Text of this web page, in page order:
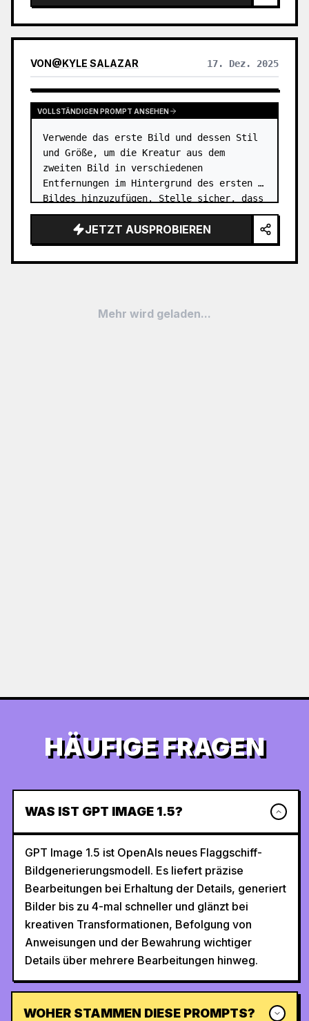
VON@KYLE SALAZAR 17. Dez. 2025
VOLLSTÄNDIGEN PROMPT ANSEHEN
Verwende das erste Bild und dessen Stil
und Größe, um die Kreatur aus dem
zweiten Bild in verschiedenen
Entfernungen im Hintergrund des ersten
Bildes hinzuzufügen. Stelle sicher, dass
Fokus und Größe der Kreaturen ihrer
Entfernung angemessen sind. …
JETZT AUSPROBIEREN
Mehr wird geladen...
HÄUFIGE FRAGEN
WAS IST GPT IMAGE 1.5?
GPT Image 1.5 ist OpenAIs neues Flaggschiff-
Bildgenerierungsmodell. Es liefert präzise
Bearbeitungen bei Erhaltung der Details, generiert
Bilder bis zu 4-mal schneller und glänzt bei
kreativen Transformationen, Befolgung von
Anweisungen und der Bewahrung wichtiger
Details über mehrere Bearbeitungen hinweg.
WOHER STAMMEN DIESE PROMPTS?